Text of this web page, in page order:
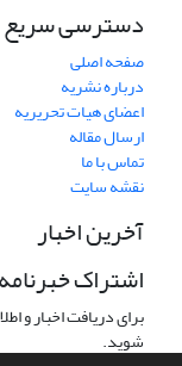
دسترسی سریع
صفحه اصلی
درباره نشریه
اعضای هیات تحریریه
ارسال مقاله
تماس با ما
نقشه سایت
آخرین اخبار
اشتراک خبرنامه
برای دریافت اخبار و
شوید.